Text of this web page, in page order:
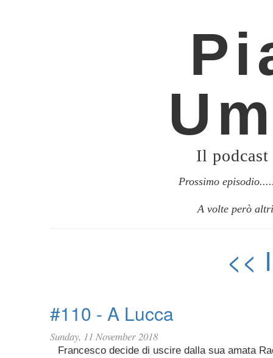
Il
Prossimo
A volte però
<<
#110 - A Lucca
Sunday, 11 November 2018
Francesco decide di uscire dalla sua amata